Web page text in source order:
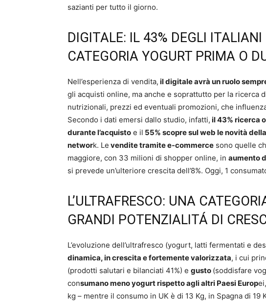
sazianti per tutto il giorno.
DIGITALE: IL 43% DEGLI
CATEGORIA YOGURT PRIMA O
Nell’esperienza di vendita, il digitale avrà un ruolo
gli acquisti online, ma anche e soprattutto per la ricerca
nutrizionali, prezzi ed eventuali promozioni, che
Secondo i dati emersi dallo studio, infatti, il 43% ricerca
durante l’acquisto e il 55% scopre sul web le novità
network. Le vendite tramite e-commerce sono quelle
maggiore, con 33 milioni di shopper online, in aumento
si prevede un’ulteriore crescita dell’8%. Oggi, 1
L’ULTRAFRESCO: UNA
GRANDI POTENZIALITÁ DI
L’evoluzione dell’ultrafresco (yogurt, latti fermentati e
dinamica, in crescita e fortemente valorizzata, i cui
(prodotti salutari e bilanciati 41%) e gusto (soddisfare
consumano meno yogurt rispetto agli altri Paesi Europ
kg – mentre il consumo in UK è di 13 Kg, in Spagna di 19